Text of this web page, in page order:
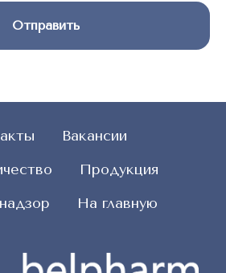
Отправить
Вакансии
Продукция
На главную